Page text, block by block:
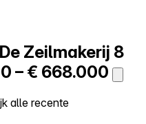
De Zeilmakerij 8
– € 668.000
alle recente